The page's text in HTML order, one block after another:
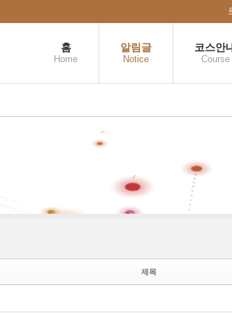
홈
Home
알림글
Notice
코스안
Course
제목
북5
북5